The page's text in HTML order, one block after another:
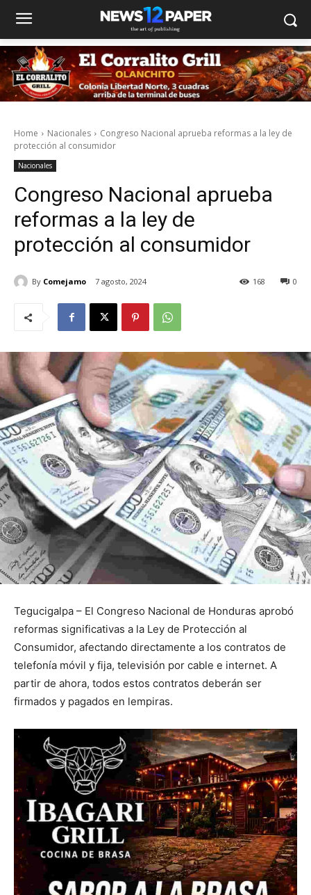
Home Nacionales
Congreso Nacional aprueba reformas a la ley de
protección al consumidor
Nacionales
Congreso Nacional aprueba
reformas a la ley de
protección al consumidor
By Comejamo 7 agosto, 2024 0
168
Tegucigalpa – El Congreso Nacional de Honduras aprobó
reformas significativas a la Ley de Protección al
Consumidor, afectando directamente a los contratos de
telefonía móvil y fija, televisión por cable e internet. A
partir de ahora, todos estos contratos deberán ser
firmados y pagados en lempiras.